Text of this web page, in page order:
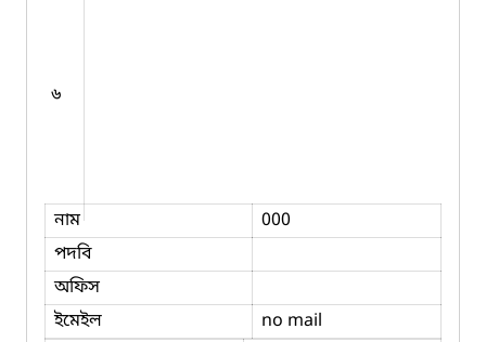
৬
নাম
000
পদবি
অফিস
ইমেইল
no mail